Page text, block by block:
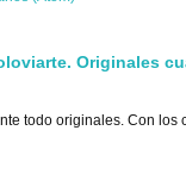
Originales
todo originales. Con